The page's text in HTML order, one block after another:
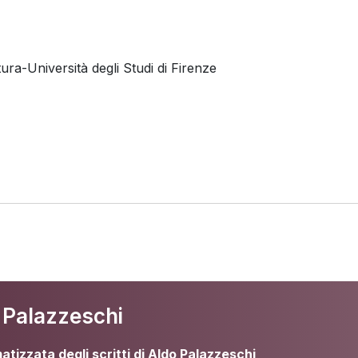
Università degli Studi di Firenze
degli scritti di Aldo Palazzeschi